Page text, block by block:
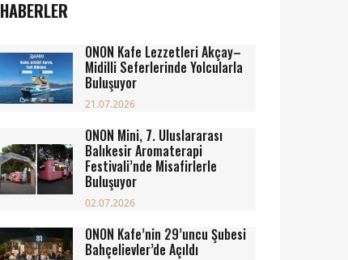
HABERLER
ONON Kafe Lezzetleri Akçay–
Midilli Seferlerinde Yolcularla
Buluşuyor
21.07.2026
ONON Mini, 7. Uluslararası
Balıkesir Aromaterapi
Festivali’nde Misafirlerle
Buluşuyor
02.07.2026
ONON Kafe’nin 29’uncu Şubesi
Bahçelievler’de Açıldı